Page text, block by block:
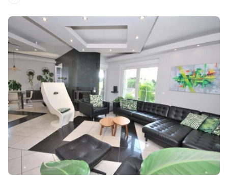
Liczba pokoi:
Powierzchnia działki:
Na sprzedaż przedwojenny dom w dzielnicy Gosławice o powierzch
ni użytkowej ok. 90 m , położony na działce 4,31 ara. Nieruchomość
znajduje się w bardzo dobrej lokalizacji,.
Szczegóły ogłoszenia